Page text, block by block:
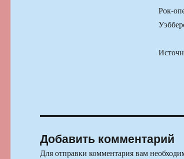
Рок-
Добавить комментарий
Для отправки комментария вам